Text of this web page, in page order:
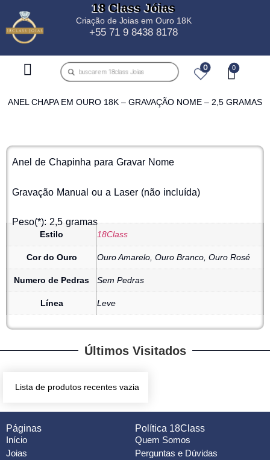
18 Class Jóias
Criação de Joias em Ouro 18K
+55 71 9 8438 8178
0
ANEL CHAPA EM OURO 18K – GRAVAÇÃO NOME – 2,5 GRAMAS
Anel de Chapinha para Gravar Nome
Gravação Manual ou a Laser (não incluída)
Peso(*): 2,5 gramas
Estilo 18Class
Cor do Ouro Ouro Amarelo, Ouro Branco, Ouro Rosé
Numero de Pedras Sem Pedras
Línea Leve
Últimos Visitados
Lista de produtos recentes vazia
Páginas
Início
Joias
Política 18Class
Quem Somos
Perguntas e Dúvidas